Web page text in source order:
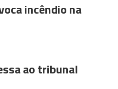
incêndio na
ao tribunal